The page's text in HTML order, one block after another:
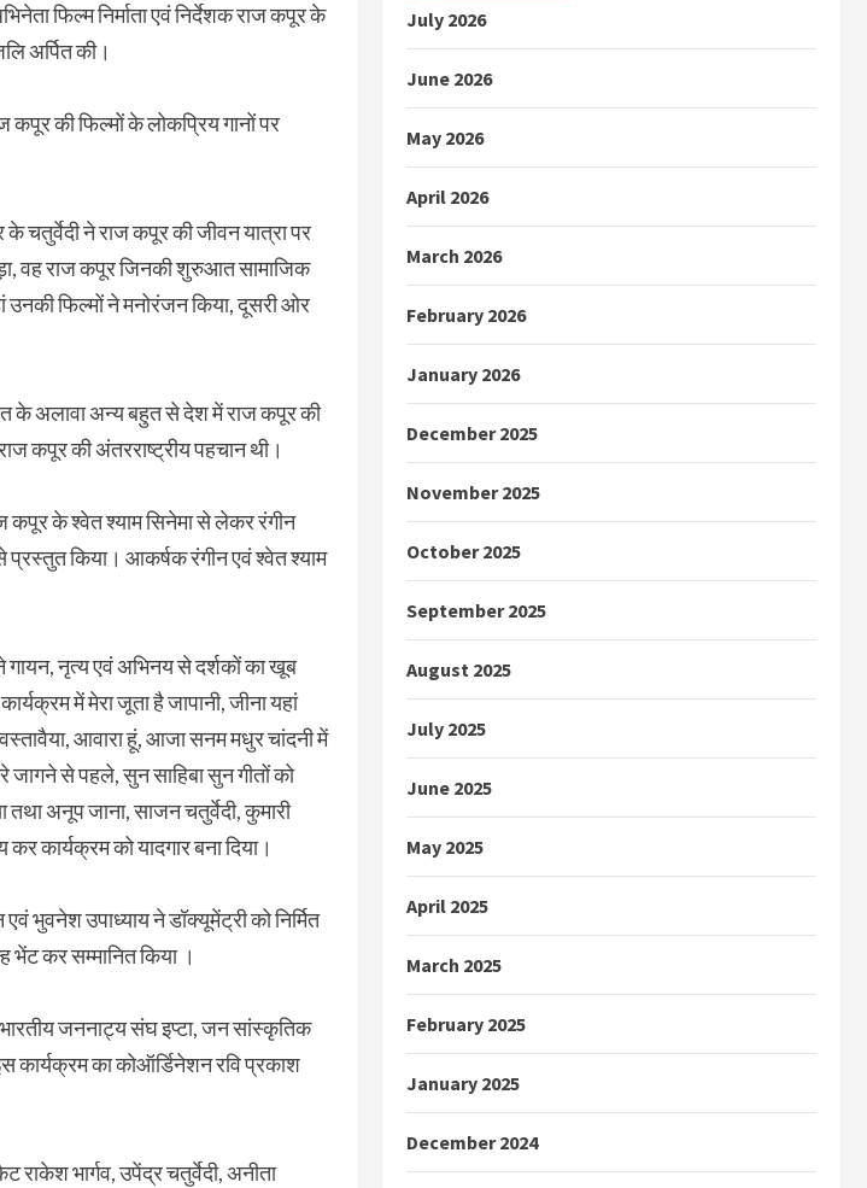
फिल्म निर्माता एवं निर्देशक राज कपूर के
अर्पित की।
कपूर की फिल्मों के लोकप्रिय गानों पर
ने राज कपूर की जीवन यात्रा पर
वह राज कपूर जिनकी शुरुआत सामाजिक
फिल्मों ने मनोरंजन किया, दूसरी ओर
के अलावा अन्य बहुत से देश में राज कपूर की
कपूर की अंतरराष्ट्रीय पहचान थी।
कपूर के श्वेत श्याम सिनेमा से लेकर रंगीन
किया। आकर्षक रंगीन एवं श्वेत श्याम
ने गायन, नृत्य एवं अभिनय से दर्शकों का खूब
में मेरा जूता है जापानी, जीना यहां
वस्तावैया, आवारा हूं, आजा सनम मधुर चांदनी में
जागने से पहले, सुन साहिबा सुन गीतों को
तथा अनूप जाना, साजन चतुर्वेदी, कुमारी
कार्यक्रम को यादगार बना दिया।
भुवनेश उपाध्याय ने डॉक्यूमेंट्री को निर्मित
भेंट कर सम्मानित किया ।
जननाट्य संघ इप्टा, जन सांस्कृतिक
का कोऑर्डिनेशन रवि प्रकाश
भार्गव, उपेंद्र चतुर्वेदी, अनीता
July 2026
June 2026
May 2026
April 2026
March 2026
February 2026
January 2026
December 2025
November 2025
October 2025
September 2025
August 2025
July 2025
June 2025
May 2025
April 2025
March 2025
February 2025
January 2025
December 2024